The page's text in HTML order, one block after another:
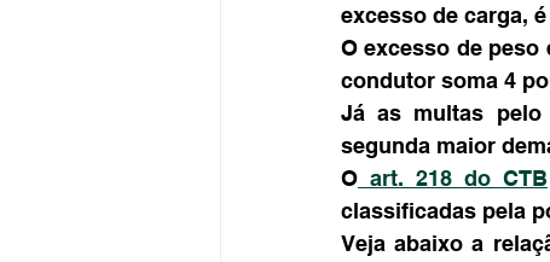
excesso de carga,
O excesso de peso
condutor soma 4
Já as multas pelo
segunda maior
O art. 218 do CTB
classificadas pela
Veja abaixo a